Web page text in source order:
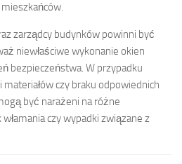
zarządcy budynków powinni być
niewłaściwe wykonanie okien
bezpieczeństwa. W przypadku
materiałów czy braku odpowiednich
być narażeni na różne
czy wypadki związane z